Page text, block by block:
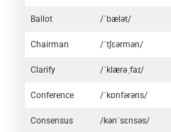
Ballot /ˈbælət/
Chairman /ˈtʃɛərmən/
Clarify /ˈklærəˌfaɪ/
Conference /ˈkɒnfərəns/
Consensus /kənˈsɛnsəs/